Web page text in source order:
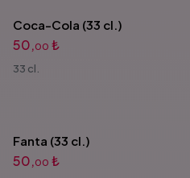
Coca-Cola (33 cl.)
50,00 ₺
33 cl.
Fanta (33 cl.)
50,00 ₺